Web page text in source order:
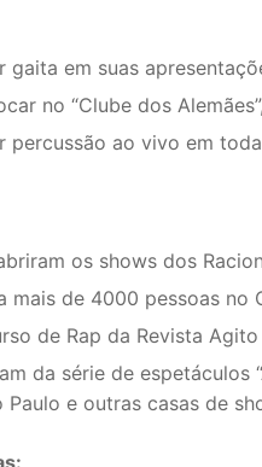
gaita em suas
no “Clube dos
percussão ao vivo em
os shows dos
mais de 4000 pessoas
de Rap da Revista
da série de espetáculos
e outras casas de